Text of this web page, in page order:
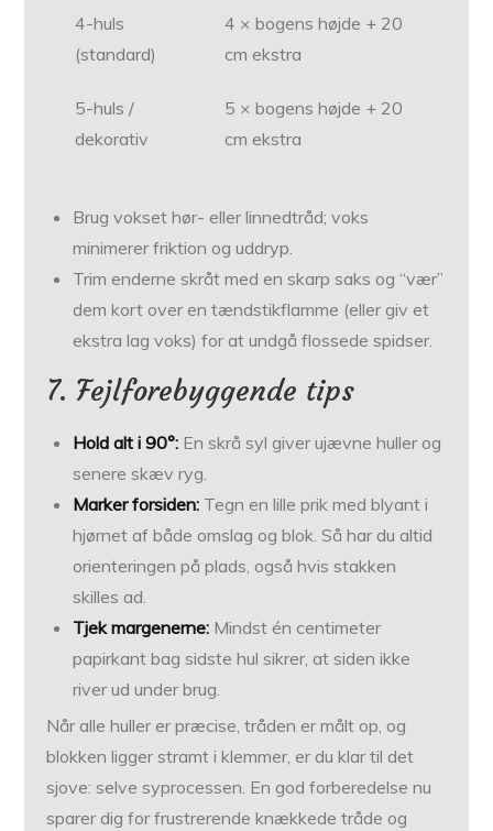
4-huls
(standard)
4 × bogens højde + 20
cm ekstra
5-huls /
dekorativ
5 × bogens højde + 20
cm ekstra
Brug vokset hør- eller linnedtråd; voks
minimerer friktion og uddryp.
Trim enderne skråt med en skarp saks og “vær”
dem kort over en tændstikflamme (eller giv et
ekstra lag voks) for at undgå flossede spidser.
7. Fejl­forebyggende tips
Hold alt i 90°: En skrå syl giver ujævne huller og
senere skæv ryg.
Marker forsiden: Tegn en lille prik med blyant i
hjørnet af både omslag og blok. Så har du altid
orienteringen på plads, også hvis stakken
skilles ad.
Tjek margenerne: Mindst én centimeter
papirkant bag sidste hul sikrer, at siden ikke
river ud under brug.
Når alle huller er præcise, tråden er målt op, og
blokken ligger stramt i klemmer, er du klar til det
sjove: selve syprocessen. En god forberedelse nu
sparer dig for frustrerende knækkede tråde og